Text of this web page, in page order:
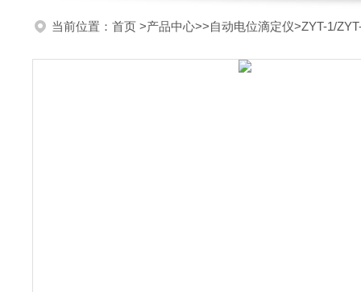
当前位置： 首页 >产品中心>>自动电位滴定仪>ZYT-1/